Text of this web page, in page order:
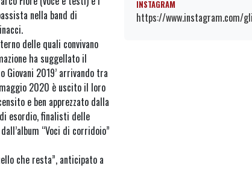
nella band di
delle quali convivano
ha suggellato il
2019’ arrivando tra
2020 è uscito il loro
e ben apprezzato dalla
esordio, finalisti delle
“Voci di corridoio”
che resta”, anticipato a
INSTAGRAM
https://www.instagram.com/